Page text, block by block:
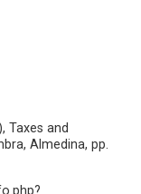
Taxes and
Almedina, pp.